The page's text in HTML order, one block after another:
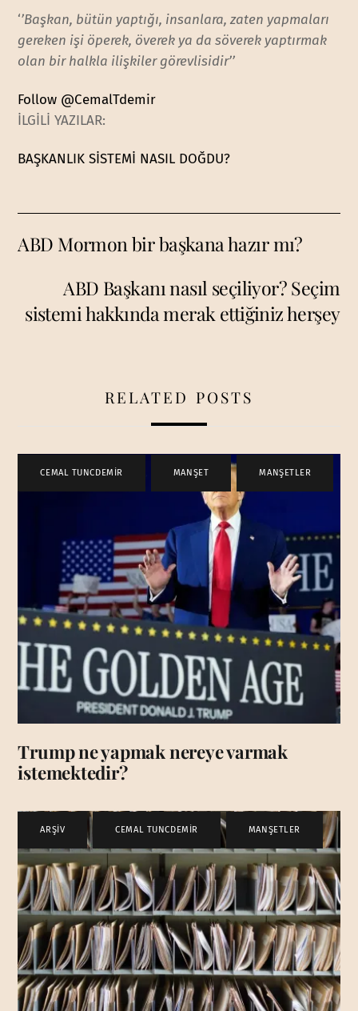
‘’Başkan, bütün yaptığı, insanlara, zaten yapmaları
gereken işi öperek, överek ya da söverek yaptırmak
olan bir halkla ilişkiler görevlisidir’’
Follow @CemalTdemir
İLGİLİ YAZILAR:
BAŞKANLIK SİSTEMİ NASIL DOĞDU?
ABD Mormon bir başkana hazır mı?
ABD Başkanı nasıl seçiliyor? Seçim
sistemi hakkında merak ettiğiniz herşey
RELATED POSTS
CEMAL TUNCDEMİR MANŞET , MANŞETLER
Trump ne yapmak nereye varmak
istemektedir?
ARŞİV CEMAL TUNCDEMİR , MANŞETLER